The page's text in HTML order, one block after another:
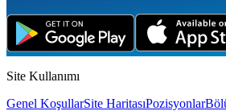
Site Kullanımı
Genel KoşullarSite HaritasıPozisyonlar